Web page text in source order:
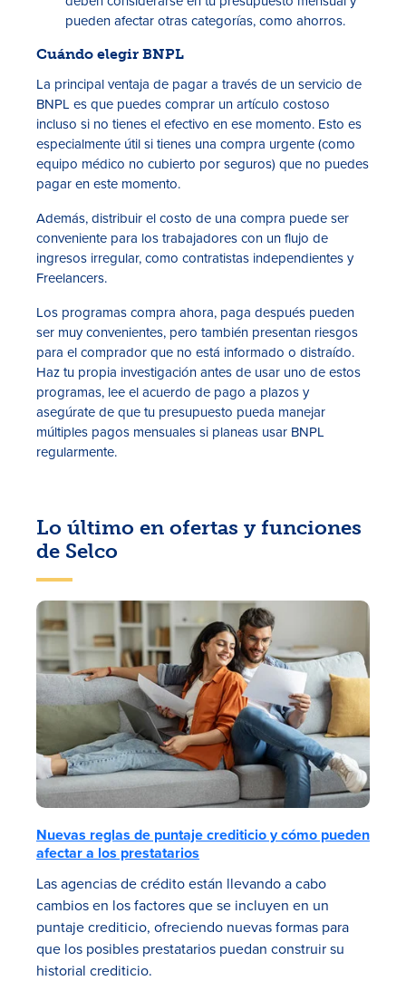
pueden afectar otras categorías, como ahorros.
Cuándo elegir BNPL
La principal ventaja de pagar a través de un servicio de
BNPL es que puedes comprar un artículo costoso
incluso si no tienes el efectivo en ese momento. Esto es
especialmente útil si tienes una compra urgente (como
equipo médico no cubierto por seguros) que no puedes
pagar en este momento.
Además, distribuir el costo de una compra puede ser
conveniente para los trabajadores con un flujo de
ingresos irregular, como contratistas independientes y
Freelancers.
Los programas compra ahora, paga después pueden
ser muy convenientes, pero también presentan riesgos
para el comprador que no está informado o distraído.
Haz tu propia investigación antes de usar uno de estos
programas, lee el acuerdo de pago a plazos y
asegúrate de que tu presupuesto pueda manejar
múltiples pagos mensuales si planeas usar BNPL
regularmente.
Lo último en ofertas y funciones
de Selco
Nuevas reglas de puntaje crediticio y cómo pueden
afectar a los prestatarios
Las agencias de crédito están llevando a cabo
cambios en los factores que se incluyen en un
puntaje crediticio, ofreciendo nuevas formas para
que los posibles prestatarios puedan construir su
historial crediticio.